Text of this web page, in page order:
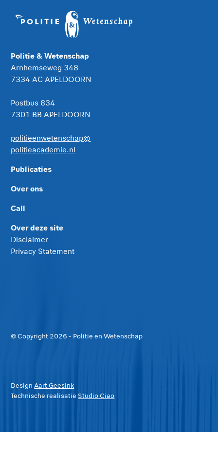
Politie & Wetenschap
Arnhemseweg 348
7334 AC APELDOORN
Postbus 834
7301 BB APELDOORN
politieenwetenschap@
politieacademie.nl
Publicaties
Over ons
Call
Over deze site
Disclaimer
Privacy Statement
© Copyright 2026 - Politie en Wetenschap
Design Aart Geesink
Technische realisatie Studio Ciao